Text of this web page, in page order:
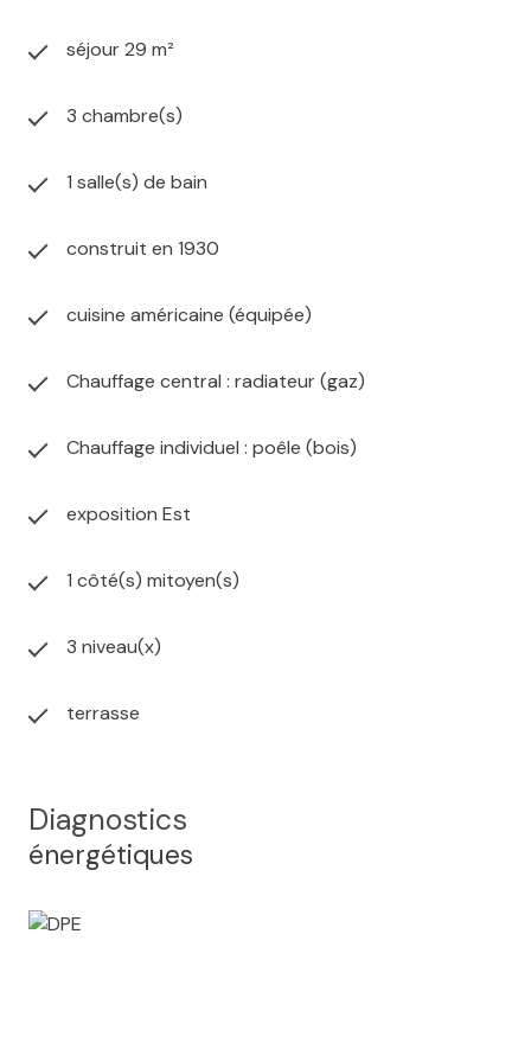
www.georisques.gouv.fr
MAIN - Rémi ENTE : 06 25 78 50 78 Prix de vente : 219
(4.52% ) à la charge de l'acquéreur, soit 210 000 € net
vendeur. Envie d'en savoir plus ? Prenez contact avec
séjour 29 m²
3 chambre(s)
1 salle(s) de bain
construit en 1930
cuisine américaine (équipée)
Chauffage central : radiateur (gaz)
Chauffage individuel : poêle (bois)
exposition Est
1 côté(s) mitoyen(s)
3 niveau(x)
terrasse
Diagnostics
énergétiques